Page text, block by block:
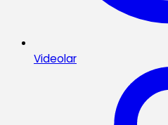
Videolar